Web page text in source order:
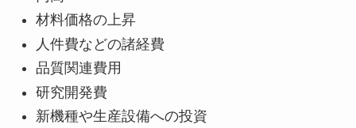
材料価格の上昇
人件費などの諸経費
品質関連費用
研究開発費
新機種や生産設備への投資